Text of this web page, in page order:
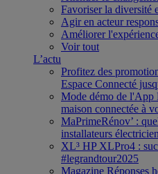
Favoriser la diversité
Agir en acteur
Améliorer
Voir tout
L’actu
Profitez des
Espace Connecté
Mode démo de l'App
maison connectée à
MaPrimeRénov’ :
installateurs
XL³ HP XLPro4 :
#legrandtour2025
Magazine Réponses